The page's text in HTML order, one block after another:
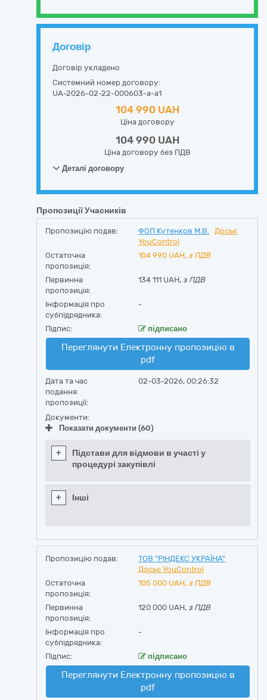
Договір
Договір укладено
Системний номер договору:
UA-2026-02-22-000603-a-a1
104 990 UAH
Ціна договору
104 990 UAH
Ціна договору без ПДВ
Деталі договору
Пропозиції Учасників
Пропозицію подав: ФОП Кутенков М.В.
Досьє
YouControl
Остаточна
пропозиція:
104 990 UAH, з ПДВ
Первинна
пропозиція:
134 111 UAH, з ПДВ
Інформація про
субпідрядника:
-
Підпис: підписано
Переглянути Електронну пропозицію в
pdf
Дата та час
подання
пропозиції:
02-03-2026, 00:26:32
Документи:
Показати документи (60)
+
Підстави для відмови в участі у
процедурі закупівлі
+ Інші
Пропозицію подав:
ТОВ "РІНДЕКС УКРАЇНА"
Досьє YouControl
Остаточна
пропозиція:
105 000 UAH, з ПДВ
Первинна
пропозиція:
120 000 UAH, з ПДВ
Інформація про
субпідрядника:
-
Підпис: підписано
Переглянути Електронну пропозицію в
pdf